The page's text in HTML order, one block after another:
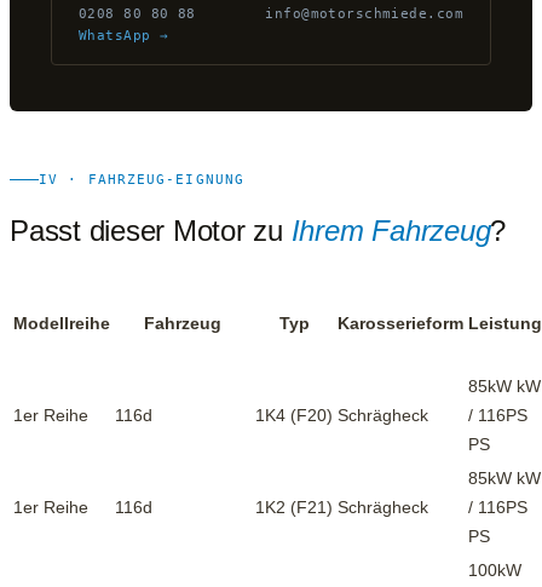
0208 80 80 88
info@motorschmiede.com
WhatsApp →
IV · FAHRZEUG-EIGNUNG
Passt dieser Motor zu Ihrem Fahrzeug?
Modellreihe Fahrzeug Typ Karosserieform Leistung
1er Reihe 116d 1K4 (F20) Schrägheck
85kW kW
/ 116PS
PS
1er Reihe 116d 1K2 (F21) Schrägheck
85kW kW
/ 116PS
PS
100kW